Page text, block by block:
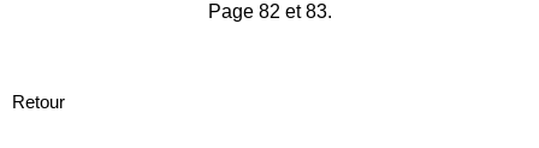
Page 82 et 83.
Retour